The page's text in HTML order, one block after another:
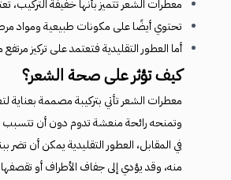
معطرات الشعر تتميز بأنها خفيفة
تحتوي أيضًا على مكونات طبيعية ومواد
أما العطور التقليدية فتعتمد على تركيز
كيف تؤثر على صحة الشعر؟
معطرات الشعر تأتي بتركيبة مصممة بعناية
وتمنحه رائحة منعشة تدوم دون أن تتسبب
في المقابل، العطور التقليدية يمكن أن
منه، وقد يؤدي إلى جفاف الأطراف أو